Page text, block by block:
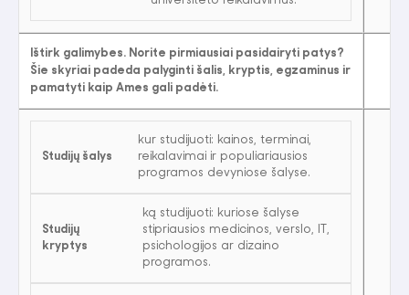
Ištirk galimybes. Norite pirmiausiai pasidairyti patys?
Šie skyriai padeda palyginti šalis, kryptis, egzaminus ir
pamatyti kaip Ames gali padėti.
Studijų šalys
kur studijuoti: kainos, terminai,
reikalavimai ir populiariausios
programos devyniose šalyse.
Studijų
kryptys
ką studijuoti: kuriose šalyse
stipriausios medicinos, verslo, IT,
psichologijos ar dizaino
programos.